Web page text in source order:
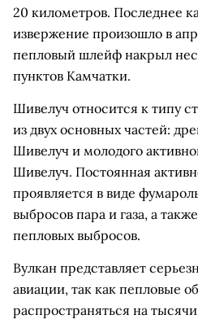
20 километров. Последнее
извержение произошло в
пепловый шлейф накрыл
пунктов Камчатки.
Шивелуч относится к типу
из двух основных частей:
Шивелуч и молодого
Шивелуч. Постоянная
проявляется в виде
выбросов пара и газа, а
пепловых выбросов.
Вулкан представляет
авиации, так как пепловые
распространяться на